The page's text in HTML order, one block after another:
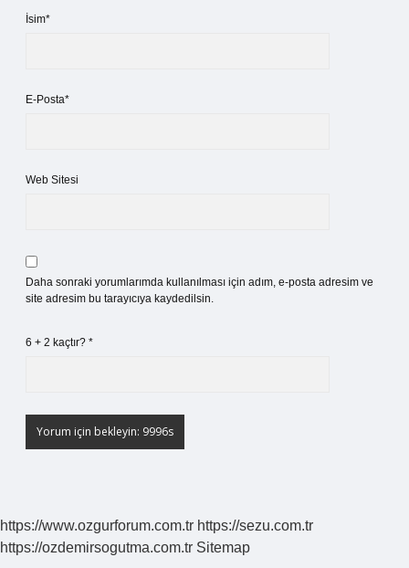
İsim*
E-Posta*
Web Sitesi
Daha sonraki yorumlarımda kullanılması için adım, e-posta adresim ve
site adresim bu tarayıcıya kaydedilsin.
6 + 2 kaçtır? *
https://www.ozgurforum.com.tr https://sezu.com.tr
https://ozdemirsogutma.com.tr Sitemap